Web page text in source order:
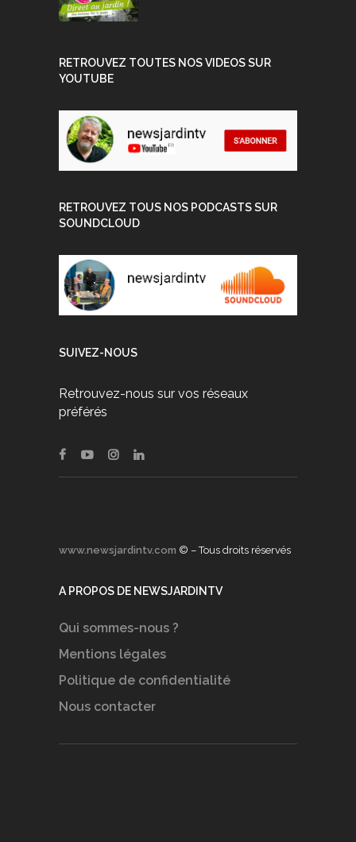
RETROUVEZ TOUTES NOS VIDEOS SUR
YOUTUBE
RETROUVEZ TOUS NOS PODCASTS SUR
SOUNDCLOUD
SUIVEZ-NOUS
Retrouvez-nous sur vos réseaux
préférés
www.newsjardintv.com © – Tous droits réservés
A PROPOS DE NEWSJARDINTV
Qui sommes-nous ?
Mentions légales
Politique de confidentialité
Nous contacter